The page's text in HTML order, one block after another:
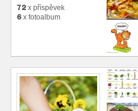
72 x příspěvek
6 x fotoalbum